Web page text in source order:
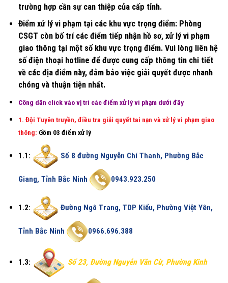
trường hợp cần sự can thiệp của cấp tỉnh.
Điểm xử lý vi phạm tại các khu vực trọng điểm: Phòng
CSGT còn bố trí các điểm tiếp nhận hồ sơ, xử lý vi phạm
giao thông tại một số khu vực trọng điểm. Vui lòng liên hệ
số điện thoại hotline để được cung cấp thông tin chi tiết
về các địa điểm này, đảm bảo việc giải quyết được nhanh
chóng và thuận tiện nhất.
Công dân click vào vị trí các điểm xử lý vi phạm dưới đây
1. Đội Tuyên truyền, điều tra giải quyết tai nạn và xử lý vi phạm giao
thông: Gồm 03 điểm xử lý
1.1: Số 8 đường Nguyễn Chí Thanh, Phường Bắc
Giang, Tỉnh Bắc Ninh 0943.923.250
1.2: Đường Ngô Trang, TDP Kiểu, Phường Việt Yên,
Tỉnh Bắc Ninh 0966.696.388
1.3: Số 23, Đường Nguyễn Văn Cừ, Phường Kinh